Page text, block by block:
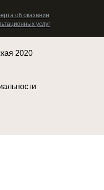
об оказании
услуг
2020